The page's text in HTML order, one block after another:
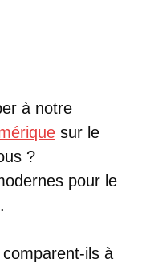
à notre
sur le
?
pour le
ils à